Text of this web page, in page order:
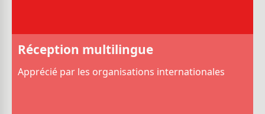
Réception multilingue
Apprécié par les organisations internationales